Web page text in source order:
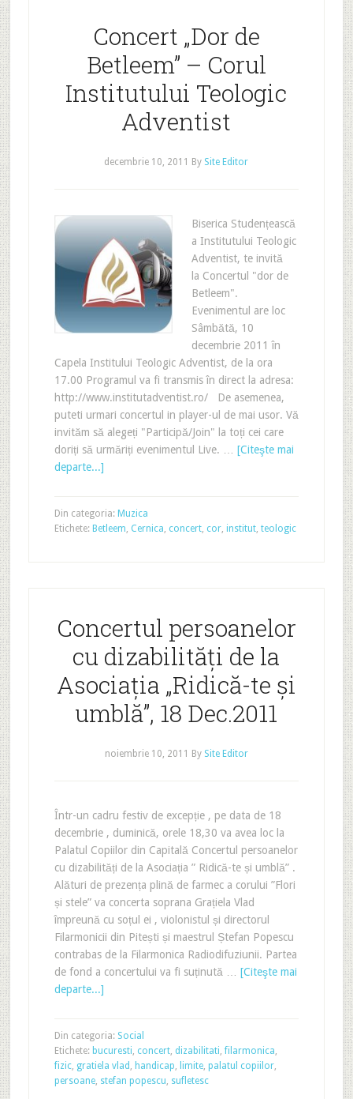
Concert „Dor de
Betleem” – Corul
Institutului Teologic
Adventist
decembrie 10, 2011 By Site Editor
Biserica Studențească
a Institutului Teologic
Adventist, te invită
la Concertul "dor de
Betleem".
Evenimentul are loc
Sâmbătă, 10
decembrie 2011 în
Capela Institului Teologic Adventist, de la ora
17.00 Programul va fi transmis în direct la adresa:
http://www.institutadventist.ro/ De asemenea,
puteti urmari concertul in player-ul de mai usor. Vă
invităm să alegeți "Participă/Join" la toți cei care
doriți să urmăriți evenimentul Live. … [Citeşte mai
departe...]
Din categoria: Muzica
Etichete: Betleem, Cernica, concert, cor, institut, teologic
Concertul persoanelor
cu dizabilități de la
Asociația „Ridică-te și
umblă”, 18 Dec.2011
noiembrie 10, 2011 By Site Editor
Într-un cadru festiv de excepție , pe data de 18
decembrie , duminică, orele 18,30 va avea loc la
Palatul Copiilor din Capitală Concertul persoanelor
cu dizabilități de la Asociația ” Ridică-te și umblă” .
Alături de prezența plină de farmec a corului ”Flori
și stele” va concerta soprana Grațiela Vlad
împreună cu soțul ei , violonistul și directorul
Filarmonicii din Pitești și maestrul Ștefan Popescu
contrabas de la Filarmonica Radiodifuziunii. Partea
de fond a concertului va fi suținută … [Citeşte mai
departe...]
Din categoria: Social
Etichete: bucuresti, concert, dizabilitati,filarmonica,
fizic, gratiela vlad , handicap, limite, palatul copiilor,
persoane, stefan popescu, sufletesc